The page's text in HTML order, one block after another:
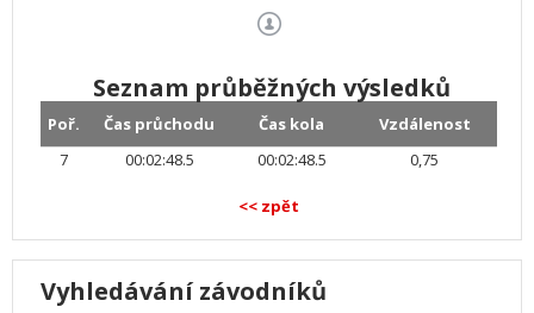
Seznam průběžných výsledků
Poř. Čas průchodu Čas kola
Vzdálenost
7
00:02:48.5 00:02:48.5 0,75
<< zpět
Vyhledávání závodníků